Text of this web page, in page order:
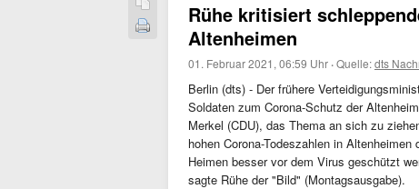
Rühe kritisiert
Altenheimen
01. Februar 2021, 06:59 Uhr ·Quelle:dts
Berlin (dts) - Der frühere
Soldaten zum Corona-Schutz der
Merkel (CDU), das Thema an sich zu
hohen Corona-Todeszahlen in
Heimen besser vor dem Virus geschützt
sagte Rühe der "Bild" (Montagsausgabe).